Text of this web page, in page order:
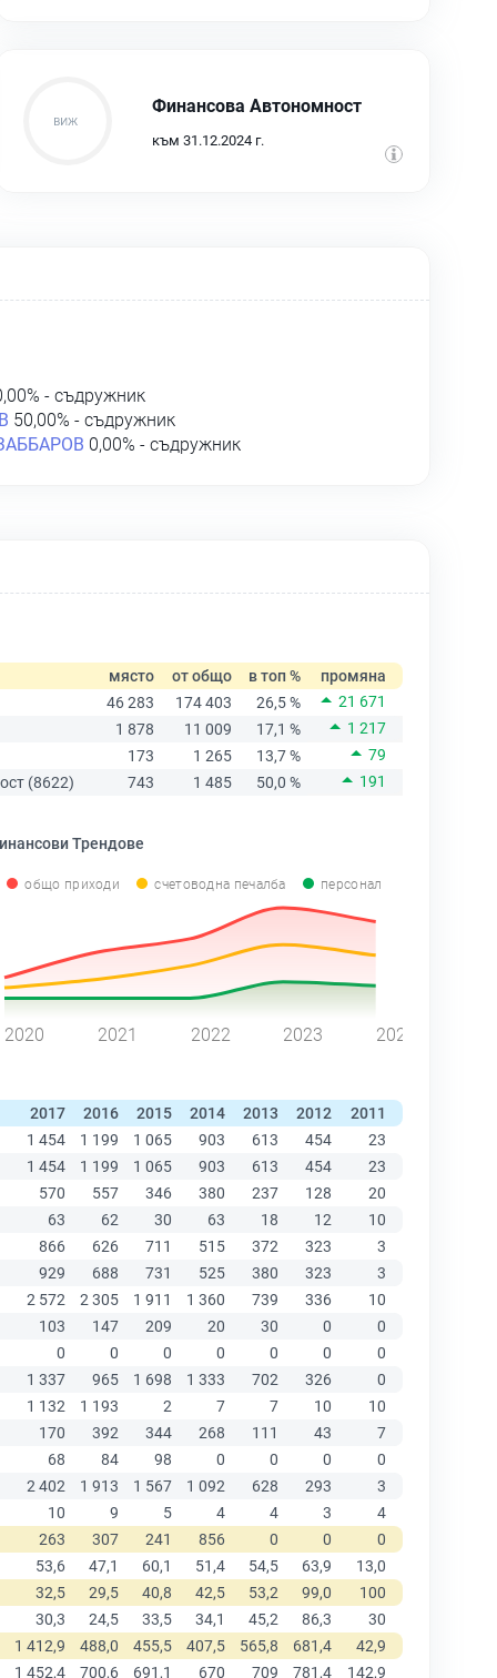
Финансова Автономност
към 31.12.2024 г.
- съдружник
50,00% - съдружник
0,00% - съдружник
място от общо в топ %
промяна
46 283
174 403 26,5 %
21 671
1 878
11 009 17,1 %
1 217
173
1 265 13,7 %
79
(8622)
743 1 485 50,0 % 191
Трендове
общо приходи счетоводна печалба персонал
2020 2021 2022 2023 2024
2017 2016 2015 2014 2013 2012 2011